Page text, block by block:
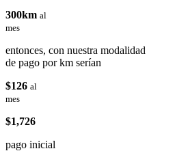
300km al
mes
entonces, con nuestra modalidad
de pago por km serían
$126 al
mes
$1,726
pago inicial